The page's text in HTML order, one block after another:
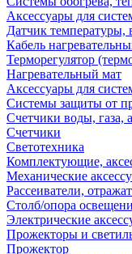
Аксессуары для
Датчик температуры,
Кабель
Терморегулятор
Нагревательный мат
Аксессуары для
Системы защиты от
Счетчики воды, газа,
Счетчики
Светотехника
Комплектующие,
Механические
Рассеиватели,
Столб/опора
Электрические
Прожекторы и
Прожектор